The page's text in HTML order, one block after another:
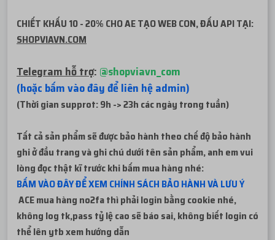
CHIẾT KHẤU 10 - 20% CHO AE TẠO WEB CON, ĐẤU API TẠI:
SHOPVIAVN.COM
Telegram hỗ trợ: @shopviavn_com
(hoặc bấm vào đây để liên hệ admin)
(Thời gian supprot: 9h -> 23h các ngày trong tuần)
Tất cả sản phẩm sẽ được bảo hành theo chế độ bảo hành
ghi ở đầu trang và ghi chú dưới tên sản phẩm, anh em vui
lòng đọc thật kĩ trước khi bấm mua hàng nhé:
BẤM VÀO ĐÂY ĐỂ XEM CHÍNH SÁCH BẢO HÀNH VÀ LƯU Ý
ACE mua hàng no2fa thì phải login bằng cookie nhé,
không log tk,pass tỷ lệ cao sẽ báo sai, không biết login có
thể lên ytb xem hướng dẫn